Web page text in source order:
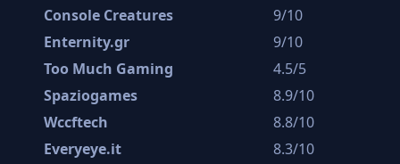
Console Creatures
9/10
Enternity.gr
9/10
Too Much Gaming
4.5/5
Spaziogames
8.9/10
Wccftech
8.8/10
Everyeye.it
8.3/10